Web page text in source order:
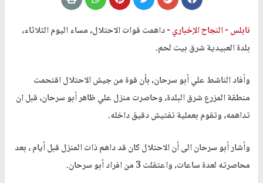
نابلس -النجاح الإخباري -داهمت قوات الاحتلال، مساء اليوم الثلاثاء،
بلدة العبيدية شرق بيت لحم.
وأفاد الناشط علي أبو سرحان، بأن قوة من جيش الاحتلال اقتحمت
منطقة المزرع شرق البلدة، وحاصرت منزل علي ظاهر أبو سرحان، قبل ان
تداهمه، وتقوم بعملية تفتيش دقيق داخله.
وأشار أبو سرحان الى أن الاحتلال كان قد داهم ذات المنزل قبل أيام ، بعد
محاصرته لعدة ساعات، واعتقلت 3 من افراد أبو سرحان.